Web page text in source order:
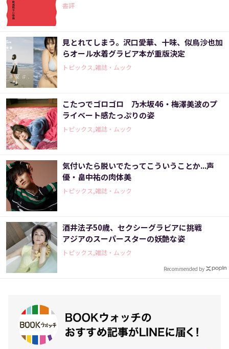
書評
見とれてしまう。沢口愛華、十味、似鳥沙也加
らオール水着グラビア本が重版決定
トピックス,雑誌・ムック
こたつでゴロゴロ 乃木坂46・梅澤美波のプ
ライベート感たっぷりの姿
トピックス,雑誌・ムック
気付いたら脱いでたってこういうことか...声
優・畠中祐の肉体美
トピックス,雑誌・ムック
酒井法子50歳、セクシーグラビアに挑戦
アジアのスーパースターの妖艶な姿
トピックス,雑誌・ムック
Recommended by